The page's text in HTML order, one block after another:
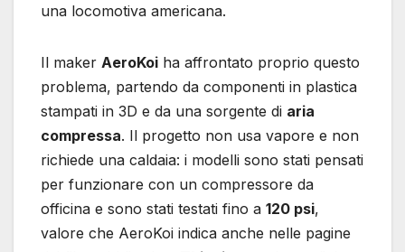
una locomotiva americana.
Il maker AeroKoi ha affrontato proprio questo
problema, partendo da componenti in plastica
stampati in 3D e da una sorgente di aria
compressa. Il progetto non usa vapore e non
richiede una caldaia: i modelli sono stati pensati
per funzionare con un compressore da
officina e sono stati testati fino a 120 psi,
valore che AeroKoi indica anche nelle pagine